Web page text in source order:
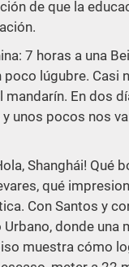
de que la
7 horas a una
lúgubre. Casi
mandarín. En dos
unos pocos nos
Shanghái! Qué
qué
Con Santos y
donde una
muestra cómo